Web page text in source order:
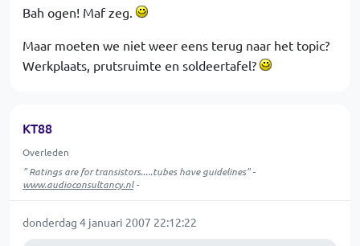
Bah ogen! Maf zeg.
Maar moeten we niet weer eens terug naar het topic?
Werkplaats, prutsruimte en soldeertafel?
KT88
Overleden
" Ratings are for transistors.....tubes have guidelines" -
www.audioconsultancy.nl-
donderdag 4 januari 2007 22:12:22